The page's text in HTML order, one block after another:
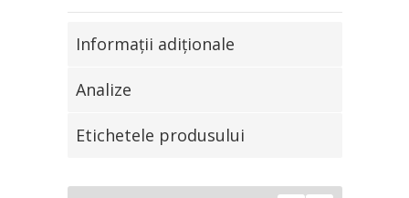
Informaţii adiţionale
Analize
Etichetele produsului